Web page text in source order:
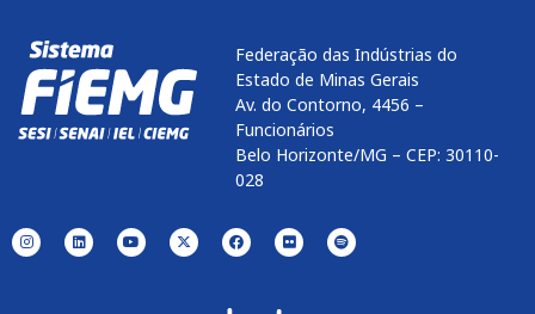
Federação das Indústrias do
Estado de Minas Gerais
Av. do Contorno, 4456 –
Funcionários
Belo Horizonte/MG – CEP: 30110-
028